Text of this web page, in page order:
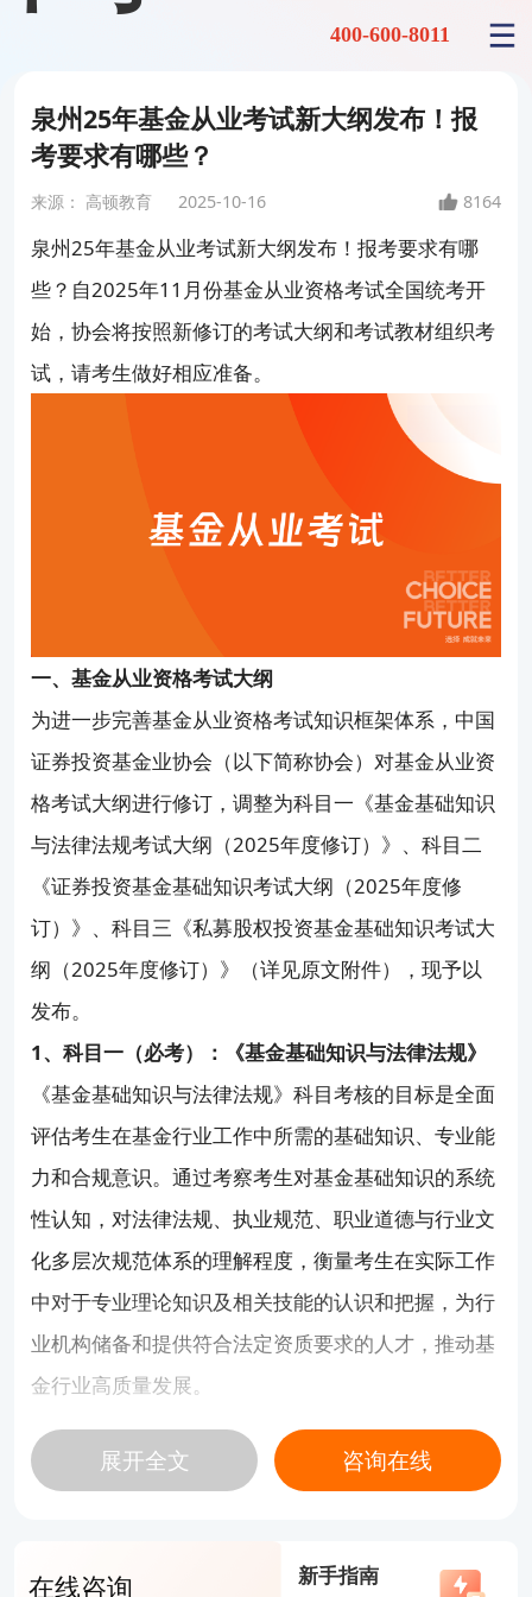
400-600-8011
泉州25年基金从业考试新大纲发布！报
考要求有哪些？
来源： 高顿教育 2025-10-16 8164
泉州25年基金从业考试新大纲发布！报考要求有哪
些？自2025年11月份基金从业资格考试全国统考开
始，协会将按照新修订的考试大纲和考试教材组织考
试，请考生做好相应准备。
一、基金从业资格考试大纲
为进一步完善基金从业资格考试知识框架体系，中国
证券投资基金业协会（以下简称协会）对基金从业资
格考试大纲进行修订，调整为科目一《基金基础知识
与法律法规考试大纲（2025年度修订）》、科目二
《证券投资基金基础知识考试大纲（2025年度修
订）》、科目三《私募股权投资基金基础知识考试大
纲（2025年度修订）》（详见原文附件），现予以
发布。
1、科目一（必考）：《基金基础知识与法律法规》
《基金基础知识与法律法规》科目考核的目标是全面
评估考生在基金行业工作中所需的基础知识、专业能
力和合规意识。通过考察考生对基金基础知识的系统
性认知，对法律法规、执业规范、职业道德与行业文
化多层次规范体系的理解程度，衡量考生在实际工作
中对于专业理论知识及相关技能的认识和把握，为行
业机构储备和提供符合法定资质要求的人才，推动基
金行业高质量发展。
详细大纲内容 点击>>2025年基金从业《基金基础
知识与法律法规》考试大纲公布！
<<
展开全文 咨询在线
在线咨询 新手指南